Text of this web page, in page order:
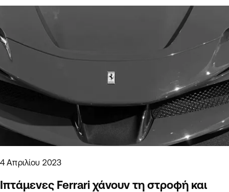
4 Απριλίου 2023
Ιπτάμενες Ferrari χάνουν τη στροφή και